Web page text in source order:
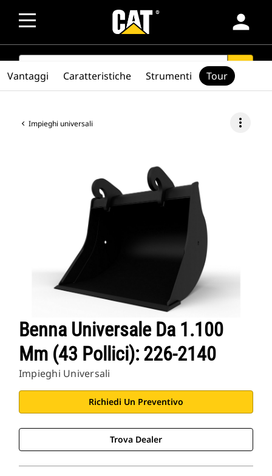
person
SEARCH search
Impieghi universali more_vert
Benna Universale Da 1.100
Mm (43 Pollici): 226-2140
Impieghi Universali
Richiedi Un Preventivo
Trova Dealer
Vantaggi Caratteristiche Strumenti Tour